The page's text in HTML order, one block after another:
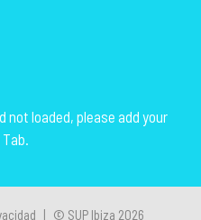
not loaded, please add your
| © SUP Ibiza 2026